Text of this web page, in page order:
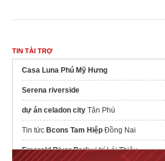
TIN TÀI TRỢ
Casa Luna Phú Mỹ Hưng
Serena riverside
dự án celadon city Tân Phú
Tin tức Bcons Tam Hiệp Đồng Nai
Emerald River Parkvị trí Lái Thiêu